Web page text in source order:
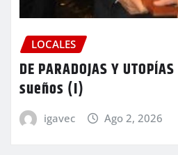
LOCALES
DE PARADOJAS Y
sueños (I)
igavec Ago 2, 2026